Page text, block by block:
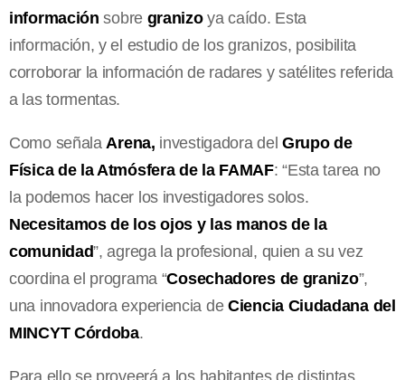
información sobre granizoya caído. Esta
información, y el estudio de los granizos, posibilita
corroborar la información de radares y satélites referida
a las tormentas.
Como señala Arena, investigadora del Grupo de
Física de la Atmósfera de la FAMAF: “Esta tarea no
la podemos hacer los investigadores solos.
Necesitamos de los ojos y las manos de la
comunidad”, agrega la profesional, quien a su vez
coordina el programa “Cosechadores de granizo”,
una innovadora experiencia de Ciencia Ciudadana del
MINCYT Córdoba.
Para ello se proveerá a los habitantes de distintas